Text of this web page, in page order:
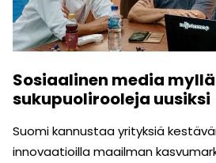
Sosiaalinen media
sukupuolirooleja uusiksi
Suomi kannustaa yrityksiä
innovaatioilla maailman